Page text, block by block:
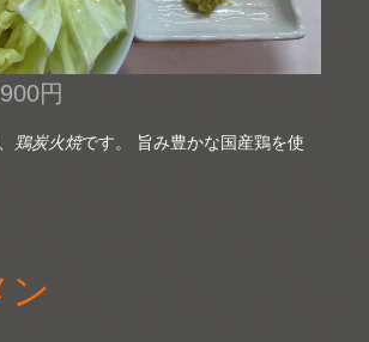
円
鶏炭火焼です。 旨み豊かな国産鶏を使
ン